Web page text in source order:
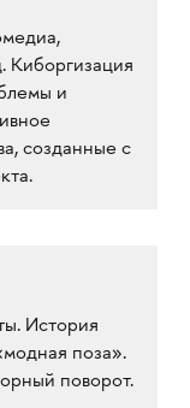
Киборгизация
и
созданные с
История
поза».
поворот.